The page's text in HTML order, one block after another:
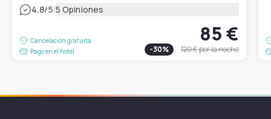
4.8/5|5 Opiniones
Cancelación gratuita
Pago en el hotel
85 €
-30% 120 €por la noche